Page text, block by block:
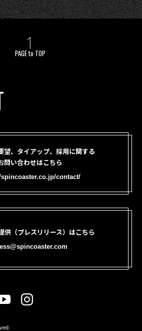
PAGE to TOP
望、タイアップ、採用に関する
問い合わせはこちら
contact/
供（プレスリリース）はこちら